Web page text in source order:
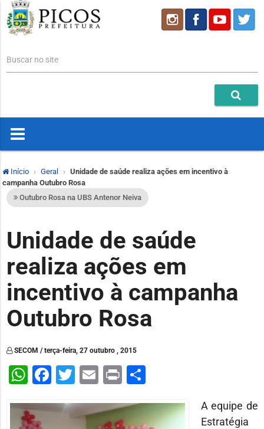
Buscar no site
Início Geral
Unidade de saúde realiza ações em incentivo à
campanha Outubro Rosa
Outubro Rosa na UBS Antenor Neiva
Unidade de saúde
realiza ações em
incentivo à campanha
Outubro Rosa
SECOM / terça-feira, 27 outubro , 2015
WhatsApp
Facebook
Twitter
Email
PrintShare
A equipe de
Estratégia